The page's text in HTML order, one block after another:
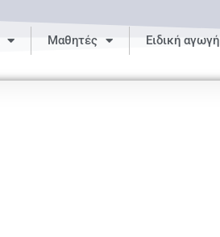
Μαθητές Ειδική αγωγή